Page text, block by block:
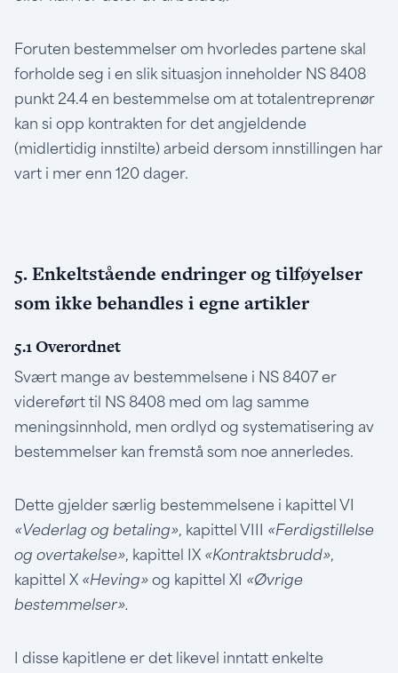
Foruten bestemmelser om hvorledes partene skal
forholde seg i en slik situasjon inneholder NS 8408
punkt 24.4 en bestemmelse om at totalentreprenør
kan si opp kontrakten for det angjeldende
(midlertidig innstilte) arbeid dersom innstillingen har
vart i mer enn 120 dager.
5. Enkeltstående endringer og tilføyelser
som ikke behandles i egne artikler
5.1 Overordnet
Svært mange av bestemmelsene i NS 8407 er
videreført til NS 8408 med om lag samme
meningsinnhold, men ordlyd og systematisering av
bestemmelser kan fremstå som noe annerledes.
Dette gjelder særlig bestemmelsene i kapittel VI
«Vederlag og betaling», kapittel VIII «Ferdigstillelse
og overtakelse», kapittel IX «Kontraktsbrudd»,
kapittel X «Heving» og kapittel XI «Øvrige
bestemmelser».
I disse kapitlene er det likevel inntatt enkelte